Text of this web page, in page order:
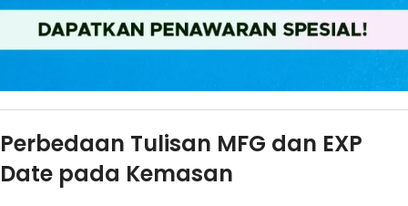
Perbedaan Tulisan MFG dan EXP
Date pada Kemasan